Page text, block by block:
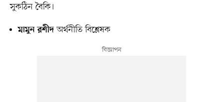
সুকঠিন বৈকি।
মামুন রশীদঅর্থনীতি বিশ্লেষক